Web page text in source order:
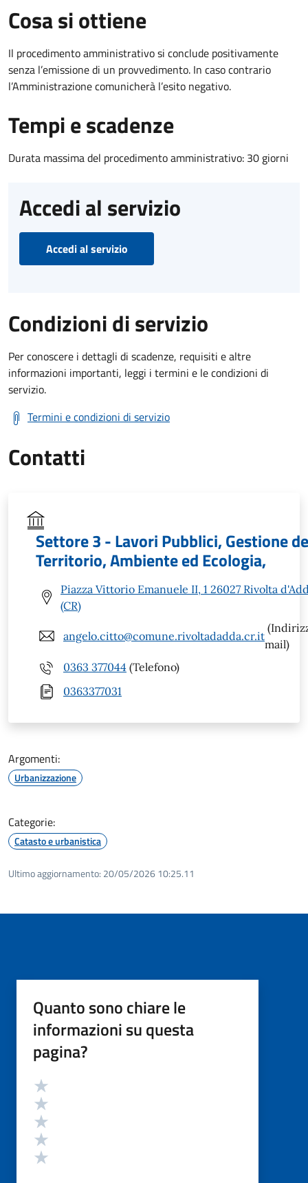
Cosa si ottiene
Il procedimento amministrativo si conclude positivamente
senza l’emissione di un provvedimento. In caso contrario
l’Amministrazione comunicherà l’esito negativo.
Tempi e scadenze
Durata massima del procedimento amministrativo: 30 giorni
Accedi al servizio
Accedi al servizio
Condizioni di servizio
Per conoscere i dettagli di scadenze, requisiti e altre
informazioni importanti, leggi i termini e le condizioni di
servizio.
Termini e condizioni di servizio
Contatti
Settore 3 - Lavori Pubblici, Gestione
Territorio, Ambiente ed Ecologia,
Piazza Vittorio Emanuele II, 1 26027 Rivolta
(CR)
angelo.citto@comune.rivoltadadda.cr.it
mail)
0363 377044 (Telefono)
0363377031
Argomenti:
Urbanizzazione
Categorie:
Catasto e urbanistica
Ultimo aggiornamento: 20/05/2026 10:25.11
Quanto sono chiare le
informazioni su questa
pagina?
Valutazione